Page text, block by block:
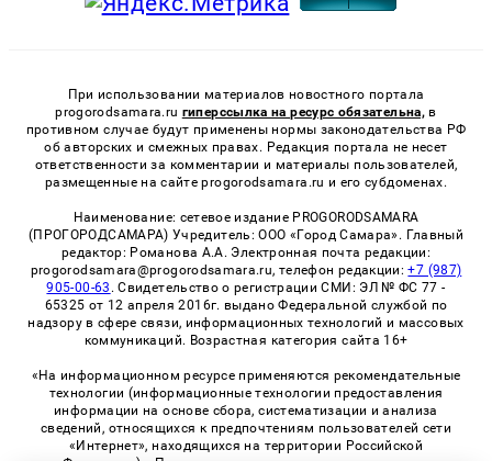
При использовании материалов новостного портала
progorodsamara.ru гиперссылка на ресурс обязательна, в
противном случае будут применены нормы законодательства РФ
об авторских и смежных правах. Редакция портала не несет
ответственности за комментарии и материалы пользователей,
размещенные на сайте progorodsamara.ru и его субдоменах.
Наименование: сетевое издание PROGORODSAMARA
(ПРОГОРОДСАМАРА) Учредитель: ООО «Город Самара». Главный
редактор: Романова А.А. Электронная почта редакции:
progorodsamara@progorodsamara.ru, телефон редакции:+7 (987)
905-00-63 . Свидетельство о регистрации СМИ: ЭЛ № ФС 77 -
65325 от 12 апреля 2016г. выдано Федеральной службой по
надзору в сфере связи, информационных технологий и массовых
коммуникаций. Возрастная категория сайта 16+
«На информационном ресурсе применяются рекомендательные
технологии (информационные технологии предоставления
информации на основе сбора, систематизации и анализа
сведений, относящихся к предпочтениям пользователей сети
«Интернет», находящихся на территории Российской